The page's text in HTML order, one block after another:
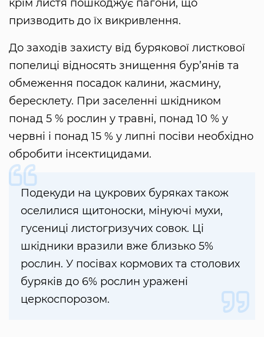
крім листя пошкоджує пагони, що
призводить до їх викривлення.
До заходів захисту від бурякової листкової
попелиці відносять знищення бур’янів та
обмеження посадок калини, жасмину,
бересклету. При заселенні шкідником
понад 5 % рослин у травні, понад 10 % у
червні і понад 15 % у липні посіви необхідно
обробити інсектицидами.
Подекуди на цукрових буряках також
оселилися щитоноски, мінуючі мухи,
гусениці листогризучих совок. Ці
шкідники вразили вже близько 5%
рослин. У посівах кормових та столових
буряків до 6% рослин уражені
церкоспорозом.